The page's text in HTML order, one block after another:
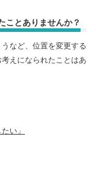
ことありませんか？
など、位置を変更する
えになられたことはあ
い」